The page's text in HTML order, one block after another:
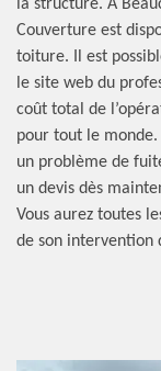
la structure. A
Couverture est
toiture. Il est
le site web du
coût total de
pour tout le
un problème de
un devis dès
Vous aurez toutes
de son intervention